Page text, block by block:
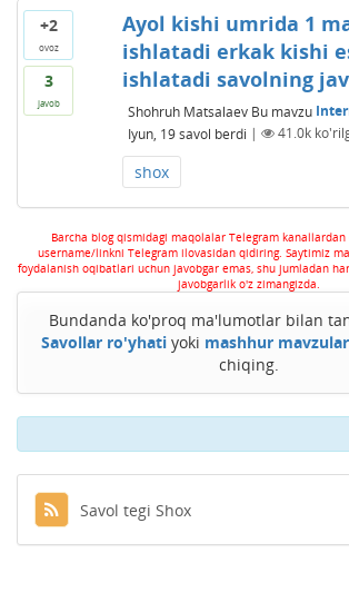
+2
ovoz
3
javob
Ayol kishi umrida 1
ishlatadi erkak kishi
ishlatadi savolning
Shohruh Matsalaev Bu mavzu
Iyun, 19 savol berdi | 41.0k
shox
Barcha blog qismidagi maqolalar Telegram
username/linkni Telegram ilovasidan qidiring. Saytimiz
foydalanish oqibatlari uchun javobgar emas, shu jumladan
javobgarlik o'z zimangizda.
Bundanda ko'proq ma'lumotlar bilan
Savollar ro'yhati yoki mashhur mavzular
chiqing.
Savol tegi Shox